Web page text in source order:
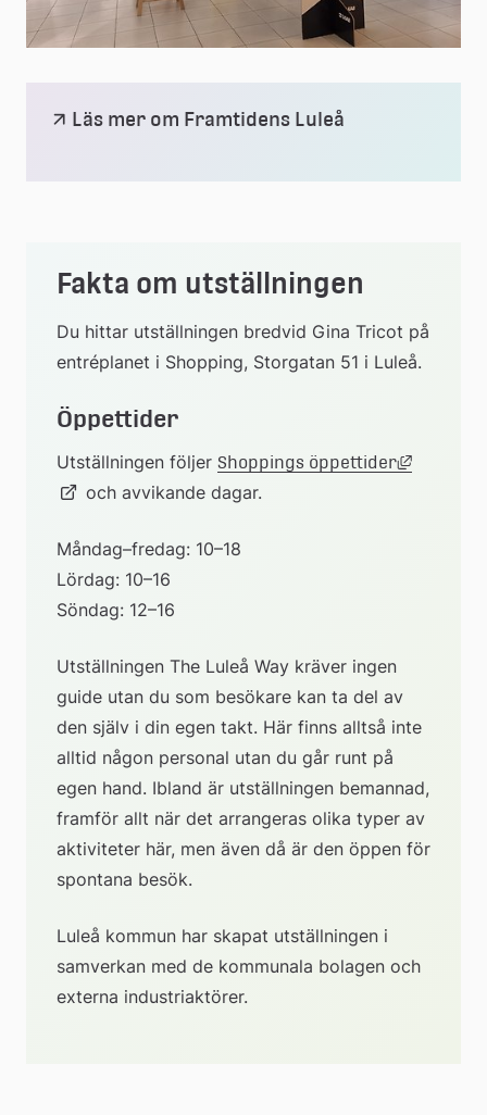
Läs mer om Framtidens Luleå
Fakta om utställningen
Du hittar utställningen bredvid Gina Tricot på
entréplanet i Shopping, Storgatan 51 i Luleå.
Öppettider
Utställningen följer Shoppings öppettider Länk till
och avvikande dagar.
Måndag–fredag: 10–18
Lördag: 10–16
Söndag: 12–16
Utställningen The Luleå Way kräver ingen
guide utan du som besökare kan ta del av
den själv i din egen takt. Här finns alltså inte
alltid någon personal utan du går runt på
egen hand. Ibland är utställningen bemannad,
framför allt när det arrangeras olika typer av
aktiviteter här, men även då är den öppen för
spontana besök.
Luleå kommun har skapat utställningen i
samverkan med de kommunala bolagen och
externa industriaktörer.